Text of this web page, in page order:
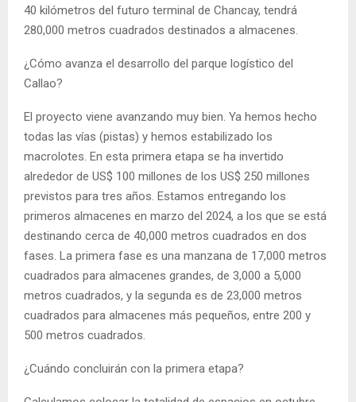
40 kilómetros del futuro terminal de Chancay, tendrá
280,000 metros cuadrados destinados a almacenes.
¿Cómo avanza el desarrollo del parque logístico del
Callao?
El proyecto viene avanzando muy bien. Ya hemos hecho
todas las vías (pistas) y hemos estabilizado los
macrolotes. En esta primera etapa se ha invertido
alrededor de US$ 100 millones de los US$ 250 millones
previstos para tres años. Estamos entregando los
primeros almacenes en marzo del 2024, a los que se está
destinando cerca de 40,000 metros cuadrados en dos
fases. La primera fase es una manzana de 17,000 metros
cuadrados para almacenes grandes, de 3,000 a 5,000
metros cuadrados, y la segunda es de 23,000 metros
cuadrados para almacenes más pequeños, entre 200 y
500 metros cuadrados.
¿Cuándo concluirán con la primera etapa?